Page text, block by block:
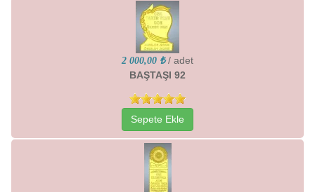
2 000,00 ₺ / adet
BAŞTAŞI 92
Sepete Ekle